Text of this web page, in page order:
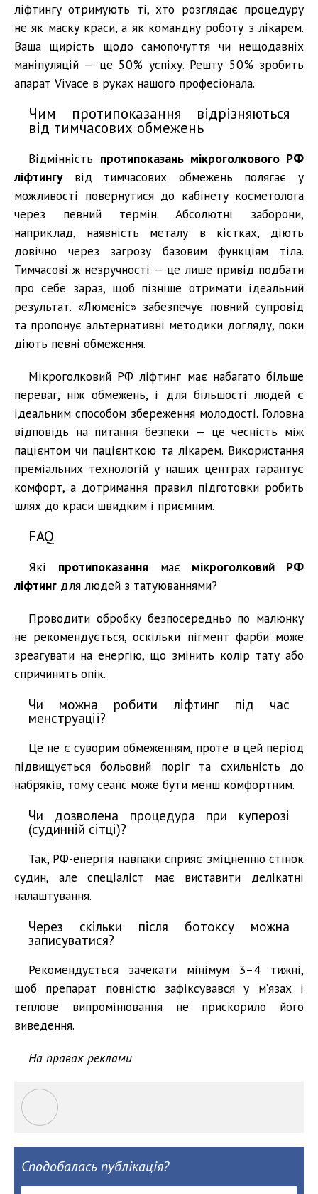
ліфтингу отримують ті, хто розглядає процедуру
не як маску краси, а як командну роботу з лікарем.
Ваша щирість щодо самопочуття чи нещодавніх
маніпуляцій — це 50% успіху. Решту 50% зробить
апарат Vivace в руках нашого професіонала.
Чим протипоказання відрізняються
від тимчасових обмежень
Відмінність протипоказань мікроголкового РФ
ліфтингувід тимчасових обмежень полягає у
можливості повернутися до кабінету косметолога
через певний термін. Абсолютні заборони,
наприклад, наявність металу в кістках, діють
довічно через загрозу базовим функціям тіла.
Тимчасові ж незручності — це лише привід подбати
про себе зараз, щоб пізніше отримати ідеальний
результат. «Люменіс» забезпечує повний супровід
та пропонує альтернативні методики догляду, поки
діють певні обмеження.
Мікроголковий РФ ліфтинг має набагато більше
переваг, ніж обмежень, і для більшості людей є
ідеальним способом збереження молодості. Головна
відповідь на питання безпеки — це чесність між
пацієнтом чи пацієнткою та лікарем. Використання
преміальних технологій у наших центрах гарантує
комфорт, а дотримання правил підготовки робить
шлях до краси швидким і приємним.
FAQ
Які протипоказаннямає мікроголковий РФ
ліфтинг для людей з татуюваннями?
Проводити обробку безпосередньо по малюнку
не рекомендується, оскільки пігмент фарби може
зреагувати на енергію, що змінить колір тату або
спричинить опік.
Чи можна робити ліфтинг під час
менструації?
Це не є суворим обмеженням, проте в цей період
підвищується больовий поріг та схильність до
набряків, тому сеанс може бути менш комфортним.
Чи дозволена процедура при куперозі
(судинній сітці)?
Так, РФ-енергія навпаки сприяє зміцненню стінок
судин, але спеціаліст має виставити делікатні
налаштування.
Через скільки після ботоксу можна
записуватися?
Рекомендується зачекати мінімум 3–4 тижні,
щоб препарат повністю зафіксувався у м’язах і
теплове випромінювання не прискорило його
виведення.
На правах реклами
Сподобалась публікація?